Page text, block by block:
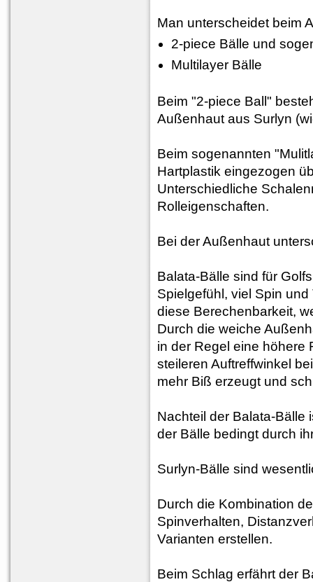
Man unterscheidet beim
2-piece Bälle und
Multilayer Bälle
Beim "2-piece Ball"
Außenhaut aus Surlyn
Beim sogenannten
Hartplastik eingezogen
Unterschiedliche
Rolleigenschaften.
Bei der Außenhaut
Balata-Bälle sind für
Spielgefühl, viel Spin
diese Berechenbarkeit,
Durch die weiche
in der Regel eine höhere
steileren Auftreffwinkel
mehr Biß erzeugt und
Nachteil der Balata-Bälle
der Bälle bedingt durch
Surlyn-Bälle sind
Durch die Kombination
Spinverhalten,
Varianten erstellen.
Beim Schlag erfährt der